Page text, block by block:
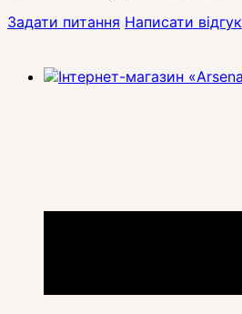
Задати питання Написати відгук